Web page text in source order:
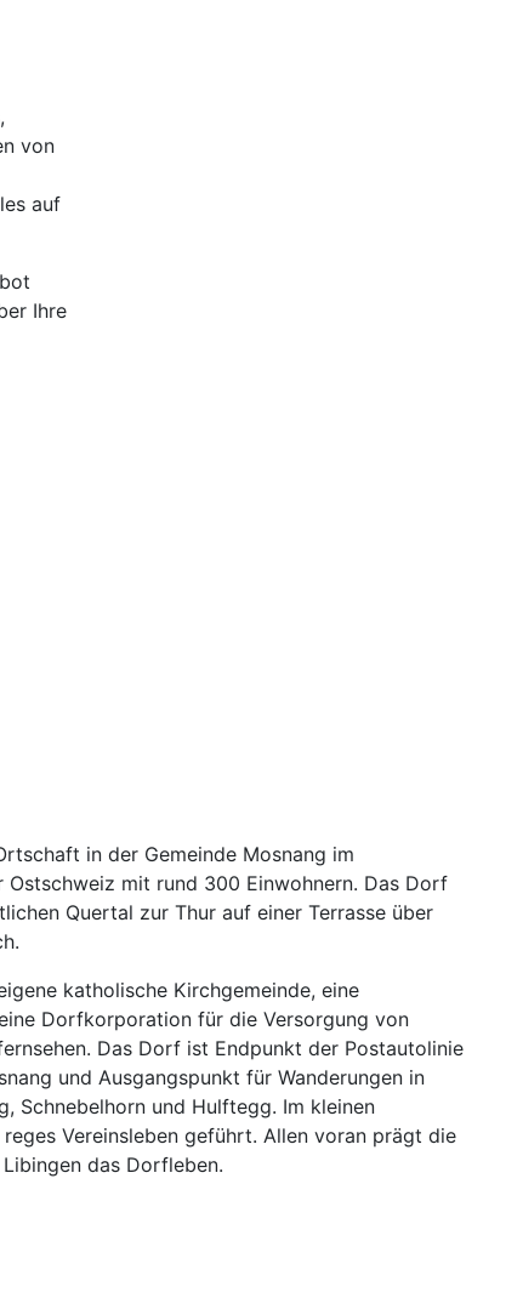
von
auf
Ihre
in der Gemeinde Mosnang im
Ostschweiz mit rund 300 Einwohnern. Das Dorf
Quertal zur Thur auf einer Terrasse über
katholische Kirchgemeinde, eine
Dorfkorporation für die Versorgung von
Das Dorf ist Endpunkt der Postautolinie
und Ausgangspunkt für Wanderungen in
Schnebelhorn und Hulftegg. Im kleinen
Vereinsleben geführt. Allen voran prägt die
das Dorfleben.